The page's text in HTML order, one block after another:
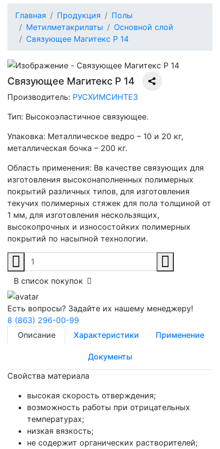
Главная Продукция
Полы
Метилметакрилаты
Основной слой
Cвязующее Магитекс Р 14
Cвязующее Магитекс Р 14
Производитель: РУСХИМСИНТЕЗ
Тип: Высокоэластичное связующее.
Упаковка: Металлическое ведро – 10 и 20 кг,
металлическая бочка – 200 кг.
Область применения: Вв качестве связующих для
изготовления высоконаполненных полимерных
покрытий различных типов, для изготовления
текучих полимерных стяжек для пола толщиной от
1 мм, для изготовления нескользящих,
высокопрочных и износостойких полимерных
покрытий по насыпной технологии.
В список покупок
Есть вопросы? Задайте их нашему менеджеру!
8 (863) 296-00-99
Описание
Характеристики Применение
Документы
Свойства материала
высокая скорость отверждения;
возможность работы при отрицательных
температурах;
низкая вязкость;
не содержит органических растворителей;